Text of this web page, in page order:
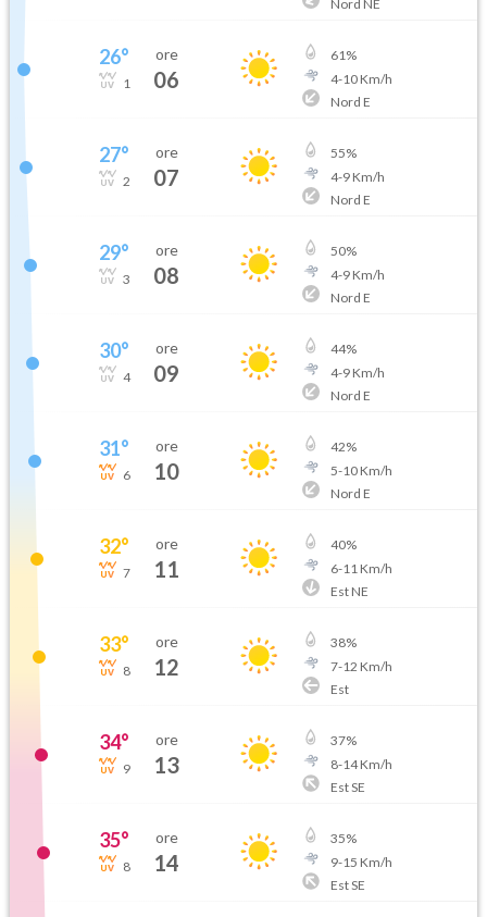
Nord NE
26°
1
ore
06
61%
4-10Km/h
Nord E
27°
2
ore
07
55%
4-9Km/h
Nord E
29°
3
ore
08
50%
4-9Km/h
Nord E
30°
4
ore
09
44%
4-9Km/h
Nord E
31°
6
ore
10
42%
5-10Km/h
Nord E
32°
7
ore
11
40%
6-11 Km/h
Est NE
33°
8
ore
12
38%
7-12 Km/h
Est
34°
9
ore
13
37%
8-14Km/h
Est SE
35°
8
ore
14
35%
9-15 Km/h
Est SE